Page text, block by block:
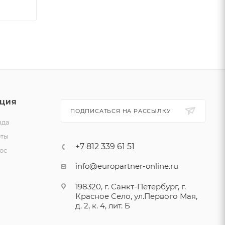
ПОДПИСАТЬСЯ НА РАССЫЛКУ
+7 812 339 61 51
info@europartner-online.ru
198320, г. Санкт-Петербург, г.
Красное Село, ул.Первого Мая,
д. 2, к. 4, лит. Б